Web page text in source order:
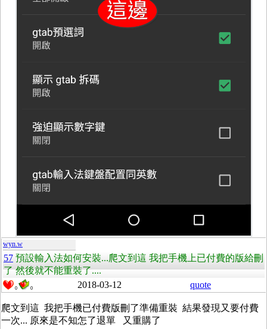
wyn.w
57 預設輸入法如何安裝...爬文到這 我把手機上已付費的版給刪
了 然後就不能重裝了....
0 0 2018-03-12 quote
爬文到這 我把手機已付費版刪了準備重裝 結果發現又要付費
一次... 原來是不知怎了退單 又重購了